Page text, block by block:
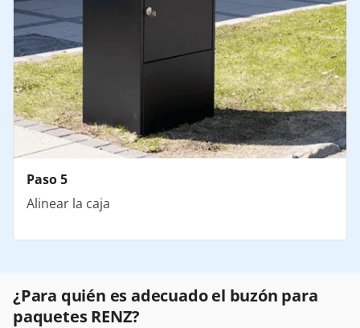
Paso 5
Alinear la caja
¿Para quién es adecuado el buzón para
paquetes RENZ?